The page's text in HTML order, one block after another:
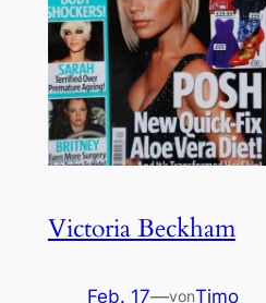
Victoria Beckham
Feb. 17—vonTimo